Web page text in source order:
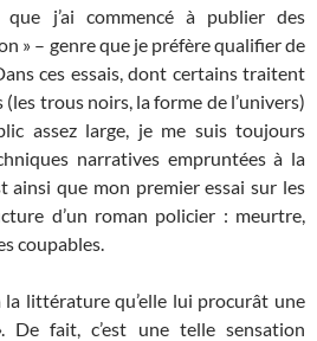
j’ai commencé à publier des
» – genre que je préfère qualifier de
ces essais, dont certains traitent
trous noirs, la forme de l’univers)
assez large, je me suis toujours
narratives empruntées à la
ainsi que mon premier essai sur les
d’un roman policier : meurtre,
coupables.
la littérature qu’elle lui procurât une
De fait, c’est une telle sensation